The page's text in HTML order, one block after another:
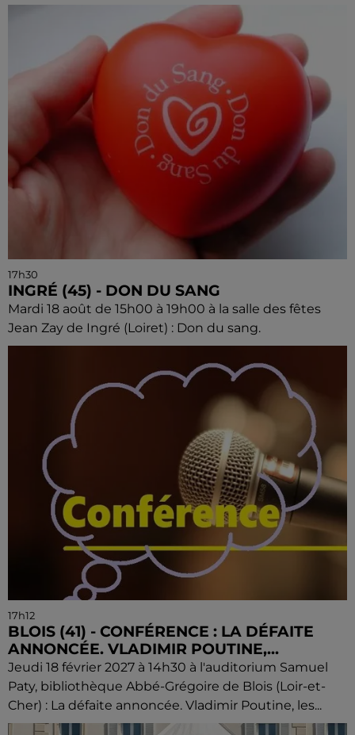
17h30
INGRÉ (45) - DON DU SANG
Mardi 18 août de 15h00 à 19h00 à la salle des fêtes
Jean Zay de Ingré (Loiret) : Don du sang.
17h12
BLOIS (41) - CONFÉRENCE : LA DÉFAITE
ANNONCÉE. VLADIMIR POUTINE,...
Jeudi 18 février 2027 à 14h30 à l'auditorium Samuel
Paty, bibliothèque Abbé-Grégoire de Blois (Loir-et-
Cher) : La défaite annoncée. Vladimir Poutine, les...